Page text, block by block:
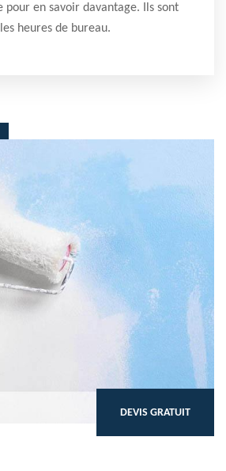
DEVIS GRATUIT
pour en savoir davantage. Ils sont
heures de bureau.